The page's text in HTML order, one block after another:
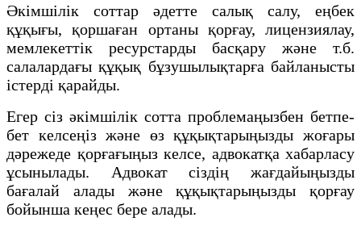
Әкімшілік соттар әдетте салық салу, еңбек
құқығы, қоршаған ортаны қорғау, лицензиялау,
мемлекеттік ресурстарды басқару және т.б.
салалардағы құқық бұзушылықтарға байланысты
істерді қарайды.
Егер сіз әкімшілік сотта проблемаңызбен бетпе-
бет келсеңіз және өз құқықтарыңызды жоғары
дәрежеде қорғағыңыз келсе, адвокатқа хабарласу
ұсынылады. Адвокат сіздің жағдайыңызды
бағалай алады және құқықтарыңызды қорғау
бойынша кеңес бере алады.